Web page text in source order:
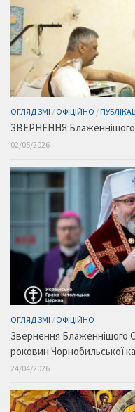
ОГЛЯД ЗМІ / ОФІЦІЙНО /
ЗВЕРНЕННЯ Блаженнішого
02/05/2026
ОГЛЯД ЗМІ / ОФІЦІЙНО
Звернення Блаженнішого
роковин Чорнобильської
24/04/2026